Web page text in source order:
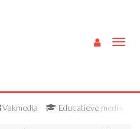
Vakmedia Educatieve media